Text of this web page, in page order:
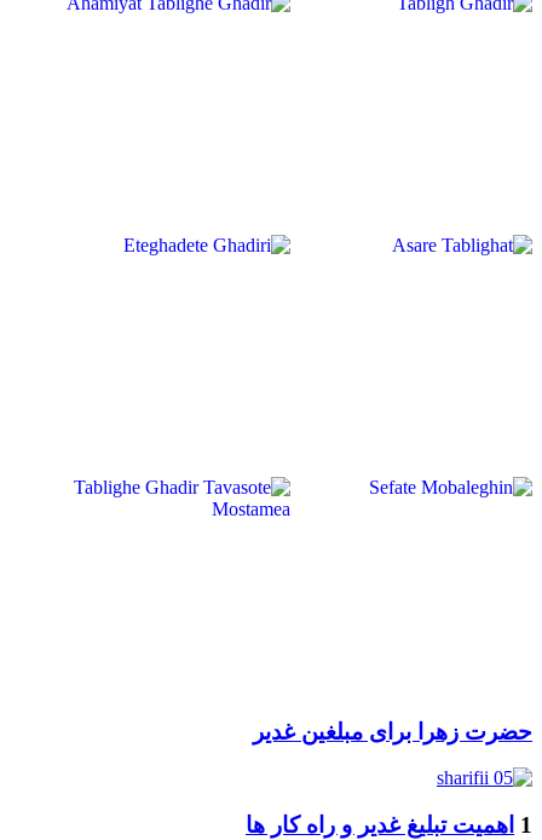
حضرت زهرا برای مبلغین غدیر
1 اهمیت تبلیغ غدیر و راه کار ها